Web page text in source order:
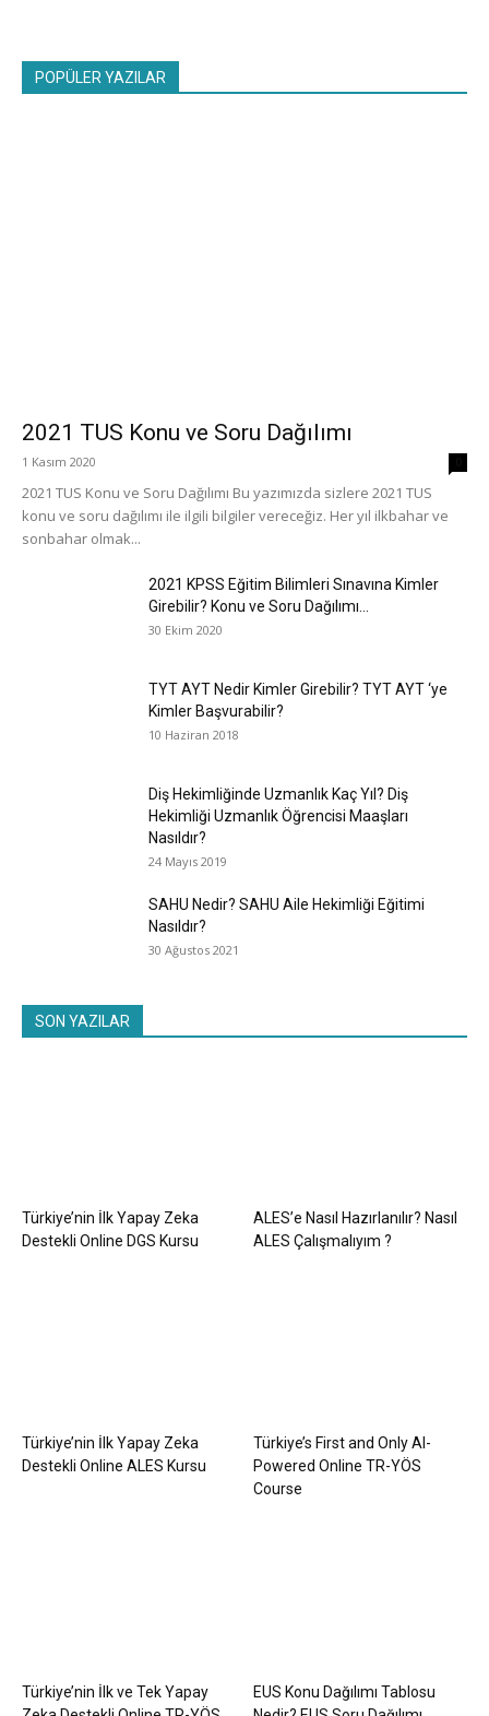
POPÜLER YAZILAR
2021 TUS Konu ve Soru Dağılımı
1 Kasım 2020
2021 TUS Konu ve Soru Dağılımı Bu yazımızda sizlere 2021 TUS
konu ve soru dağılımı ile ilgili bilgiler vereceğiz. Her yıl ilkbahar ve
sonbahar olmak...
2021 KPSS Eğitim Bilimleri Sınavına Kimler
Girebilir? Konu ve Soru Dağılımı...
30 Ekim 2020
TYT AYT Nedir Kimler Girebilir? TYT AYT ‘ye
Kimler Başvurabilir?
10 Haziran 2018
Diş Hekimliğinde Uzmanlık Kaç Yıl? Diş
Hekimliği Uzmanlık Öğrencisi Maaşları
Nasıldır?
24 Mayıs 2019
SAHU Nedir? SAHU Aile Hekimliği Eğitimi
Nasıldır?
30 Ağustos 2021
SON YAZILAR
Türkiye’nin İlk Yapay Zeka
Destekli Online DGS Kursu
ALES’e Nasıl Hazırlanılır? Nasıl
ALES Çalışmalıyım ?
Türkiye’nin İlk Yapay Zeka
Destekli Online ALES Kursu
Türkiye’s First and Only AI-
Powered Online TR-YÖS
Course
Türkiye’nin İlk ve Tek Yapay
EUS Konu Dağılımı Tablosu